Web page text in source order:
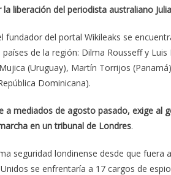
liberación del periodista australiano
del portal Wikileaks se
de la región: Dilma Rousseff y Luis
(Uruguay), Martín Torrijos
Dominicana).
mediados de agosto pasado, exige al
en un tribunal de Londres.
seguridad londinense desde que fuera
se enfrentaría a 17 cargos de